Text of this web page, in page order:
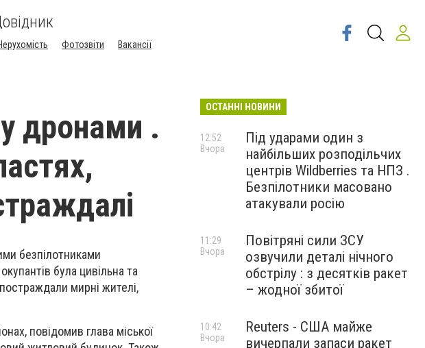
Фотозвіти Вакансії
дронами .
безпілотниками
була цивільна та
мирні жителі,
повідомив глава міської
ОСТАННІ НОВИНИ
Під ударами один з
найбільших розподільчих
центрів Wildberries та НПЗ .
Безпілотники масовано
атакували росію
12:52
Вчора
Повітряні сили ЗСУ
озвучили деталі нічного
обстрілу : з десятків ракет
– жодної збитої
11:29
Вчора
Reuters - США майже
вичерпали запаси ракет
10:42
Вчора